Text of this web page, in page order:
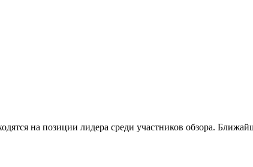
на позиции лидера среди участников обзора.